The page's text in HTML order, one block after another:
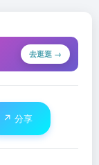
去逛逛 →
↗️ 分享